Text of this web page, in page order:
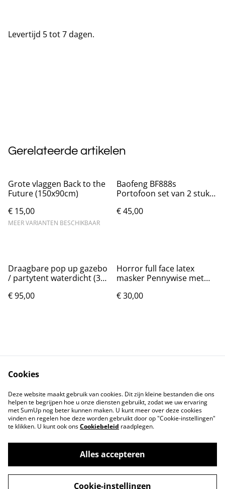
Levertijd 5 tot 7 dagen.
Gerelateerde artikelen
Grote vlaggen Back to the
Future (150x90cm)
€ 15,00
MEER VARIANTEN BESCHIKBAAR
Baofeng BF888s
Portofoon set van 2 stuks
€ 45,00
Draagbare pop up gazebo
/ partytent waterdicht (3
€ 95,00
Horror full face latex
masker Pennywise met
€ 30,00
Contact
Voorwaarden
Privacybeleid
Cookiebeleid
©2026Markthuis Friesland
Cookies
Deze website maakt gebruik van cookies. Dit zijn kleine bestanden die ons
helpen te begrijpen hoe u onze diensten gebruikt, zodat we uw ervaring
met SumUp nog beter kunnen maken. U kunt meer over deze cookies
vinden en regelen hoe deze worden gebruikt door op "Cookie-instellingen"
te klikken. U kunt ook onsCookiebeleid raadplegen.
Alles accepteren
Cookie-instellingen